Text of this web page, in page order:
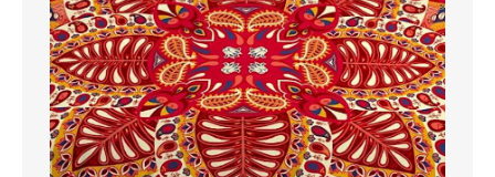
PIGIAMI
SCUOLA
TUTE E FELPE
UOMO